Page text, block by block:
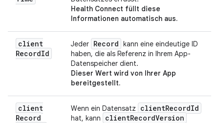
Health Connect füllt diese
Informationen automatisch aus.
client
RecordId
Jeder Record kann eine eindeutige ID
haben, die als Referenz in Ihrem App-
Datenspeicher dient.
Dieser Wert wird von Ihrer App
bereitgestellt.
client
Record
Wenn ein Datensatz clientRecordId
hat, kann clientRecordVersion